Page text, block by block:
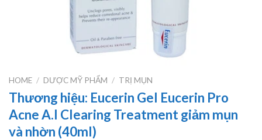
HOME / DƯỢC MỸ PHẨM / TRỊ MỤN
Thương hiệu: Eucerin Gel Eucerin Pro
Acne A.I Clearing Treatment giảm mụn
và nhờn (40ml)